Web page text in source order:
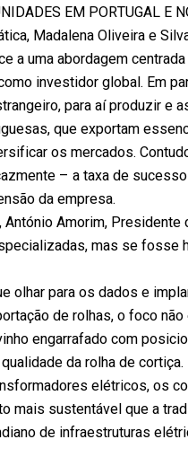
EM PORTUGAL E
Madalena Oliveira e
a uma abordagem
investidor global. Em
para aí produzir e
que exportam
os mercados.
– a taxa de
da empresa.
Amorim,
mas se fosse
olhar para os dados e
de rolhas, o foco
engarrafado com
da rolha de cortiça.
elétricos, os
mais sustentável que a
de infraestruturas